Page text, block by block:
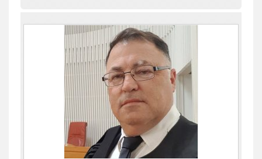
0528758840
עו"ד נס בן נתן
פלילי כלכלי פשיעה חמורה נוער
0505555110
עו"ד רן כהן רוכברגר
דיני צבא פלילי צווארון לבן